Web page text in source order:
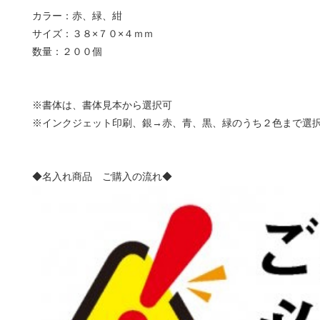
カラー：赤、緑、紺
サイズ：３８×７０×４ｍｍ
数量：２００個
※書体は、書体見本から選択可
※インクジェット印刷、銀→赤、青、黒、緑のうち２色まで選
◆名入れ商品 ご購入の流れ◆